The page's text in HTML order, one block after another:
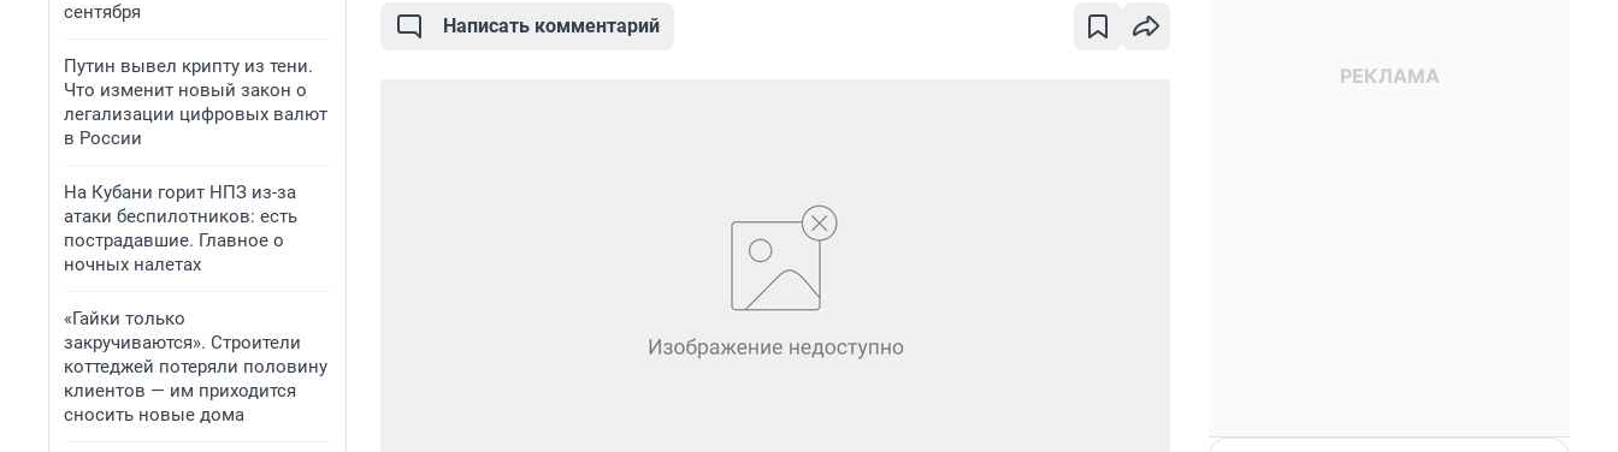
сентября
Путин вывел крипту из тени.
Что изменит новый закон о
легализации цифровых валют
в России
На Кубани горит НПЗ из-за
атаки беспилотников: есть
пострадавшие. Главное о
ночных налетах
«Гайки только
закручиваются». Строители
коттеджей потеряли половину
клиентов — им приходится
сносить новые дома
Написать комментарий